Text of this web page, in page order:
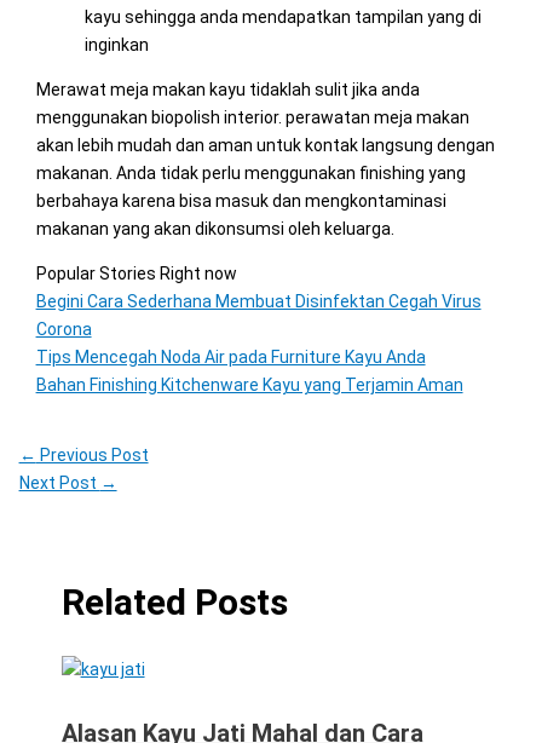
kayu sehingga anda mendapatkan tampilan yang di
inginkan
Merawat meja makan kayu tidaklah sulit jika anda
menggunakan biopolish interior. perawatan meja makan
akan lebih mudah dan aman untuk kontak langsung dengan
makanan. Anda tidak perlu menggunakan finishing yang
berbahaya karena bisa masuk dan mengkontaminasi
makanan yang akan dikonsumsi oleh keluarga.
Popular Stories Right now
Begini Cara Sederhana Membuat Disinfektan Cegah Virus
Corona
Tips Mencegah Noda Air pada Furniture Kayu Anda
Bahan Finishing Kitchenware Kayu yang Terjamin Aman
← Previous Post
Next Post →
Related Posts
Alasan Kayu Jati Mahal dan Cara